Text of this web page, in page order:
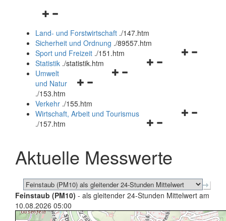
Navigationsmenü
und
schließen
Land- und Forstwirtschaft ./147.htm
Sicherheit und Ordnung ./89557.htm
Navigationsmenü
Sport und Freizeit ./151.htm
Navigationsmenü
Statistik ./statistik.htm
Navigationsmenü
und
schließen
Umwelt
und Natur
./153.htm
Verkehr ./155.htm
Navigationsmenü
schließen
Wirtschaft, Arbeit und Tourismus
./157.htm
Aktuelle Messwerte
Feinstaub (PM10) - als gleitender 24-Stunden Mittelwert am
10.08.2026 05:00